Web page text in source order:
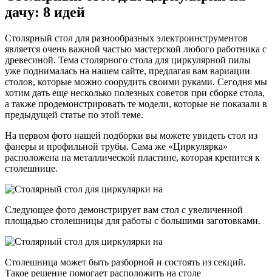
дачу: 8 идей
Столярный стол для разнообразных электроинструментов
является очень важной частью мастерской любого работника с
древесиной. Тема столярного стола для циркулярной пилы
уже поднималась на нашем сайте, предлагая вам вариации
столов, которые можно соорудить своими руками. Сегодня мы
хотим дать еще несколько полезных советов при сборке стола,
а также продемонстрировать те модели, которые не показали в
предыдущей статье по этой теме.
На первом фото нашей подборки вы можете увидеть стол из
фанеры и профильной трубы. Сама же «Циркулярка»
расположена на металлической пластине, которая крепится к
столешнице.
Следующее фото демонстрирует вам стол с увеличенной
площадью столешницы для работы с большими заготовками.
Столешница может быть разборной и состоять из секций.
Такое решение помогает расположить на столе